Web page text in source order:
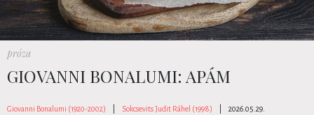
próza
GIOVANNI BONALUMI: APÁM
Giovanni Bonalumi (1920-2002) Sokcsevits Judit Ráhel (1998) 2026.05.29.